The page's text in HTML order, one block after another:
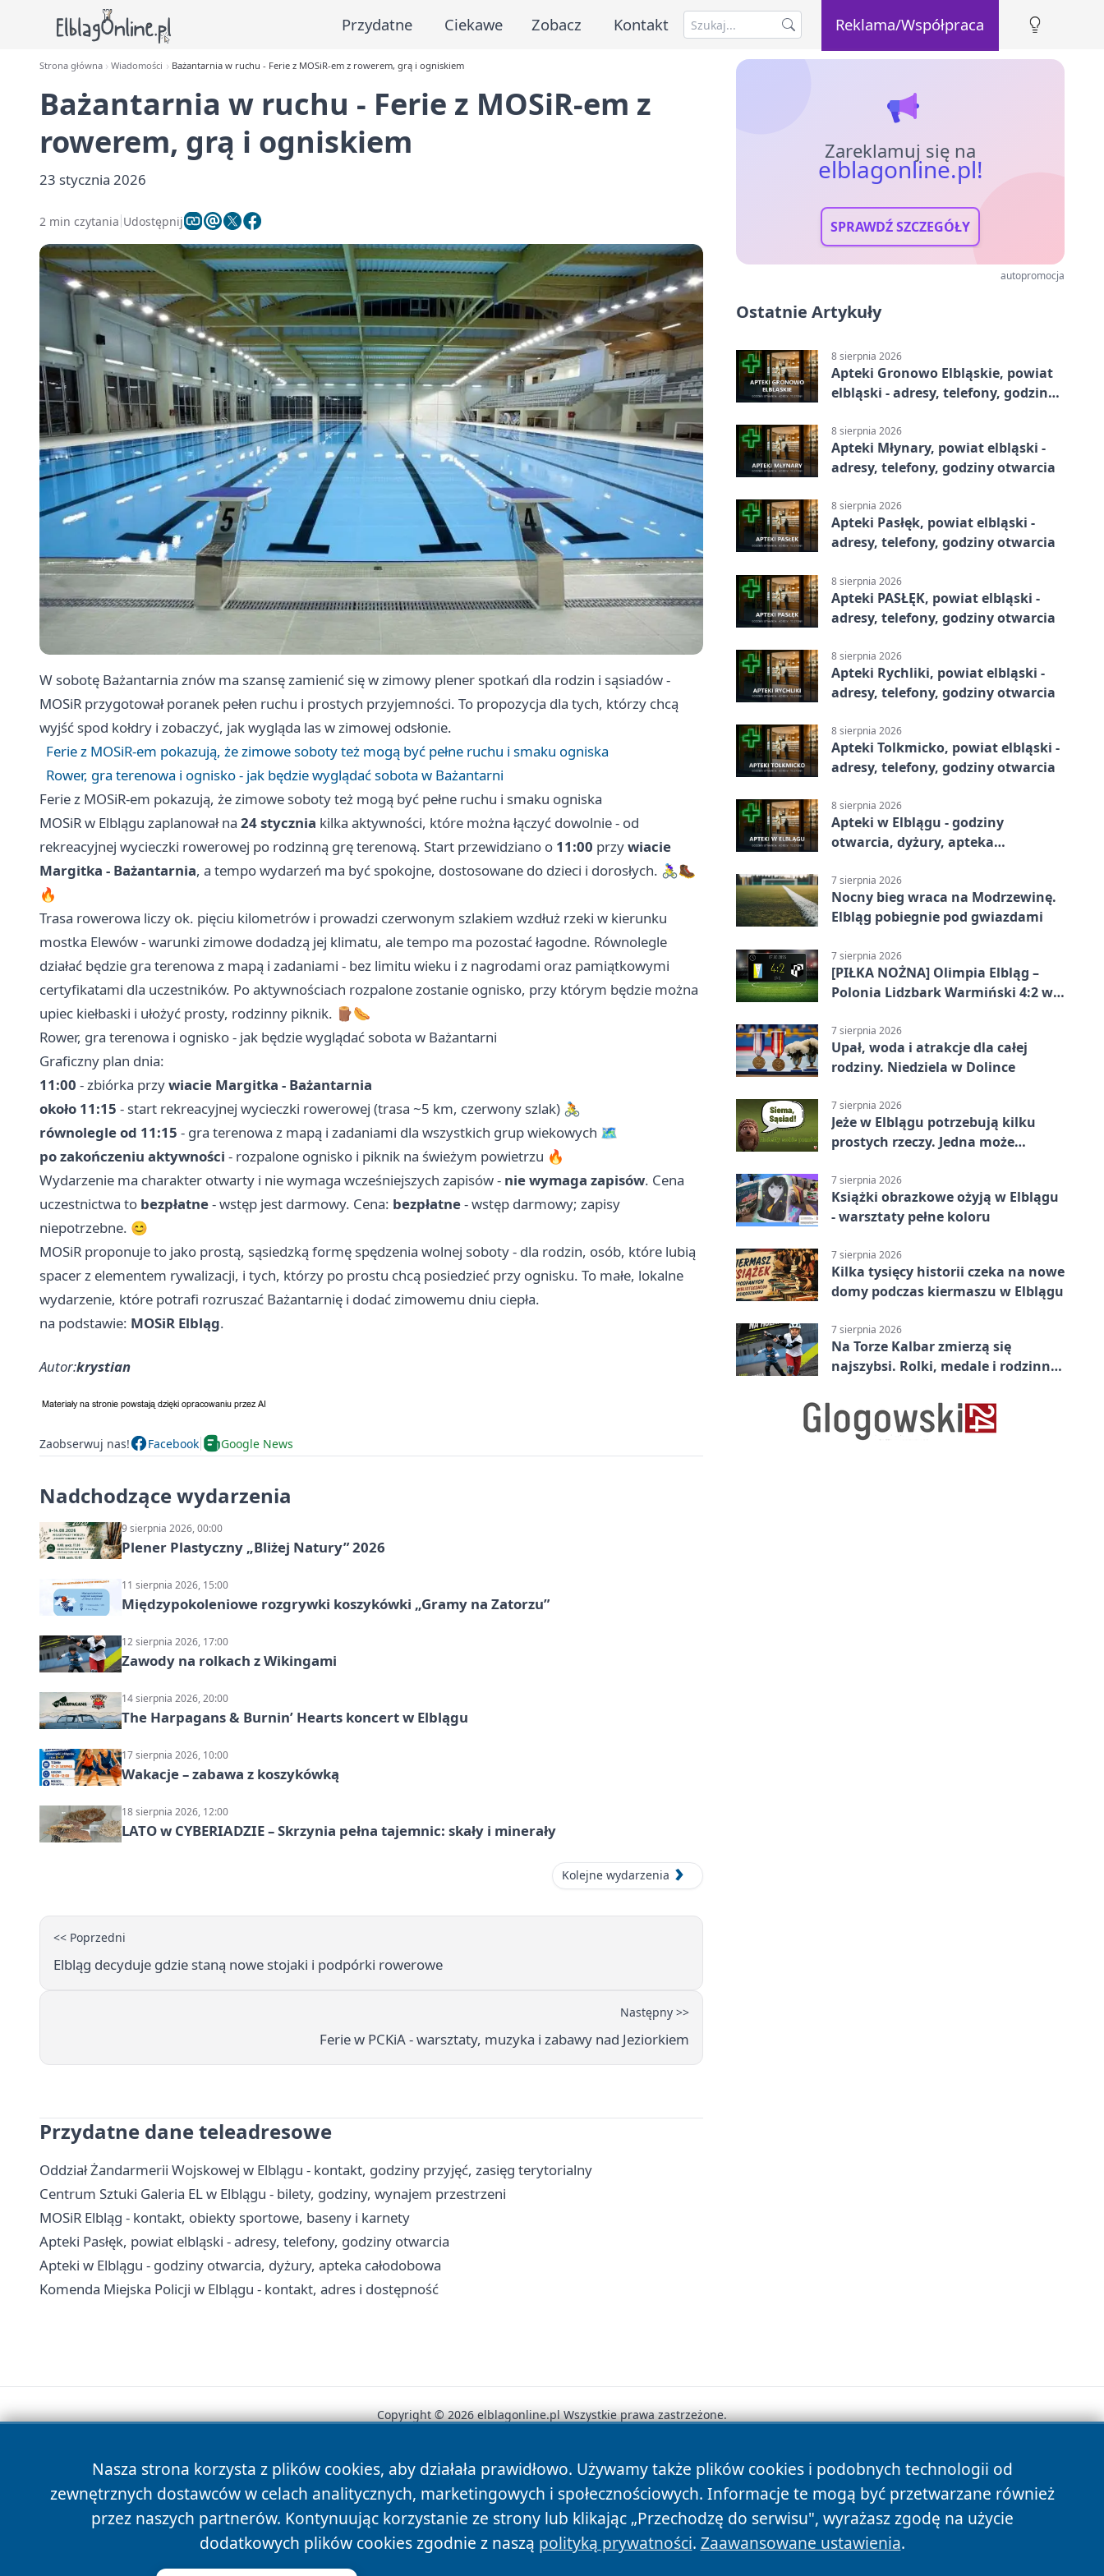
Przydatne Ciekawe Zobacz Kontakt Reklama/Współpraca
Strona główna Wiadomości Bażantarnia w ruchu - Ferie z MOSiR-em z rowerem, grą i ogniskiem
Bażantarnia w ruchu - Ferie z MOSiR-em z
rowerem, grą i ogniskiem
23 stycznia 2026
2 min czytania Udostępnij
W sobotę Bażantarnia znów ma szansę zamienić się w zimowy plener spotkań dla rodzin i sąsiadów -
MOSiR przygotował poranek pełen ruchu i prostych przyjemności. To propozycja dla tych, którzy chcą
wyjść spod kołdry i zobaczyć, jak wygląda las w zimowej odsłonie.
Ferie z MOSiR-em pokazują, że zimowe soboty też mogą być pełne ruchu i smaku ogniska
Rower, gra terenowa i ognisko - jak będzie wyglądać sobota w Bażantarni
Ferie z MOSiR-em pokazują, że zimowe soboty też mogą być pełne ruchu i smaku ogniska
MOSiR w Elblągu zaplanował na 24 stycznia kilka aktywności, które można łączyć dowolnie - od
rekreacyjnej wycieczki rowerowej po rodzinną grę terenową. Start przewidziano o 11:00 przywiacie
Margitka - Bażantarnia, a tempo wydarzeń ma być spokojne, dostosowane do dzieci i dorosłych. 🚴‍♀️🥾
🔥
Trasa rowerowa liczy ok. pięciu kilometrów i prowadzi czerwonym szlakiem wzdłuż rzeki w kierunku
mostka Elewów - warunki zimowe dodadzą jej klimatu, ale tempo ma pozostać łagodne. Równolegle
działać będzie gra terenowa z mapą i zadaniami - bez limitu wieku i z nagrodami oraz pamiątkowymi
certyfikatami dla uczestników. Po aktywnościach rozpalone zostanie ognisko, przy którym będzie można
upiec kiełbaski i ułożyć prosty, rodzinny piknik. 🪵🌭
Rower, gra terenowa i ognisko - jak będzie wyglądać sobota w Bażantarni
Graficzny plan dnia:
11:00 - zbiórka przywiacie Margitka - Bażantarnia
około 11:15 - start rekreacyjnej wycieczki rowerowej (trasa ~5 km, czerwony szlak) 🚴
równolegle od 11:15 - gra terenowa z mapą i zadaniami dla wszystkich grup wiekowych 🗺️
po zakończeniu aktywności - rozpalone ognisko i piknik na świeżym powietrzu 🔥
Wydarzenie ma charakter otwarty i nie wymaga wcześniejszych zapisów - nie wymaga zapisów. Cena
uczestnictwa to bezpłatne- wstęp jest darmowy. Cena: bezpłatne- wstęp darmowy; zapisy
niepotrzebne. 😊
MOSiR proponuje to jako prostą, sąsiedzką formę spędzenia wolnej soboty - dla rodzin, osób, które lubią
spacer z elementem rywalizacji, i tych, którzy po prostu chcą posiedzieć przy ognisku. To małe, lokalne
wydarzenie, które potrafi rozruszać Bażantarnię i dodać zimowemu dniu ciepła.
na podstawie: MOSiR Elbląg.
Autor:krystian
Zaobserwuj nas! Facebook Google News
Nadchodzące wydarzenia
9 sierpnia 2026, 00:00
Plener Plastyczny „Bliżej Natury” 2026
11 sierpnia 2026, 15:00
Międzypokoleniowe rozgrywki koszykówki „Gramy na Zatorzu”
12 sierpnia 2026, 17:00
Zawody na rolkach z Wikingami
14 sierpnia 2026, 20:00
The Harpagans & Burnin’ Hearts koncert w Elblągu
17 sierpnia 2026, 10:00
Wakacje – zabawa z koszykówką
18 sierpnia 2026, 12:00
LATO w CYBERIADZIE – Skrzynia pełna tajemnic: skały i minerały
Kolejne wydarzenia
<< Poprzedni
Elbląg decyduje gdzie staną nowe stojaki i podpórki rowerowe
Następny >>
Ferie w PCKiA - warsztaty, muzyka i zabawy nad Jeziorkiem
Przydatne dane teleadresowe
Oddział Żandarmerii Wojskowej w Elblągu - kontakt, godziny przyjęć, zasięg terytorialny
Centrum Sztuki Galeria EL w Elblągu - bilety, godziny, wynajem przestrzeni
MOSiR Elbląg - kontakt, obiekty sportowe, baseny i karnety
Apteki Pasłęk, powiat elbląski - adresy, telefony, godziny otwarcia
Apteki w Elblągu - godziny otwarcia, dyżury, apteka całodobowa
Komenda Miejska Policji w Elblągu - kontakt, adres i dostępność
Zareklamuj się na
elblagonline.pl!
SPRAWDŹ SZCZEGÓŁY
autopromocja
Ostatnie Artykuły
8 sierpnia 2026
Apteki Gronowo Elbląskie, powiat
elbląski - adresy, telefony, godziny
8 sierpnia 2026
Apteki Młynary, powiat elbląski -
adresy, telefony, godziny otwarcia
8 sierpnia 2026
Apteki Pasłęk, powiat elbląski -
adresy, telefony, godziny otwarcia
8 sierpnia 2026
Apteki PASŁĘK, powiat elbląski -
adresy, telefony, godziny otwarcia
8 sierpnia 2026
Apteki Rychliki, powiat elbląski -
adresy, telefony, godziny otwarcia
8 sierpnia 2026
Apteki Tolkmicko, powiat elbląski -
adresy, telefony, godziny otwarcia
8 sierpnia 2026
Apteki w Elblągu - godziny
otwarcia, dyżury, apteka
7 sierpnia 2026
Nocny bieg wraca na Modrzewinę.
Elbląg pobiegnie pod gwiazdami
7 sierpnia 2026
[PIŁKA NOŻNA] Olimpia Elbląg –
Polonia Lidzbark Warmiński 4:2 w
7 sierpnia 2026
Upał, woda i atrakcje dla całej
rodziny. Niedziela w Dolince
7 sierpnia 2026
Jeże w Elblągu potrzebują kilku
prostych rzeczy. Jedna może
7 sierpnia 2026
Książki obrazkowe ożyją w Elblągu
- warsztaty pełne koloru
7 sierpnia 2026
Kilka tysięcy historii czeka na nowe
domy podczas kiermaszu w Elblągu
7 sierpnia 2026
Na Torze Kalbar zmierzą się
najszybsi. Rolki, medale i rodzinna
Nasza strona korzysta z plików cookies, aby działała prawidłowo. Używamy także plików cookies i podobnych technologii od
zewnętrznych dostawców w celach analitycznych, marketingowych i społecznościowych. Informacje te mogą być przetwarzane również
przez naszych partnerów. Kontynuując korzystanie ze strony lub klikając „Przechodzę do serwisu", wyrażasz zgodę na użycie
dodatkowych plików cookies zgodnie z naszą polityką prywatności. Zaawansowane ustawienia.
Copyright © 2026 elblagonline.pl Wszystkie prawa zastrzeżone.
News Autorzy Polityka Prywatności Polityka Cookies